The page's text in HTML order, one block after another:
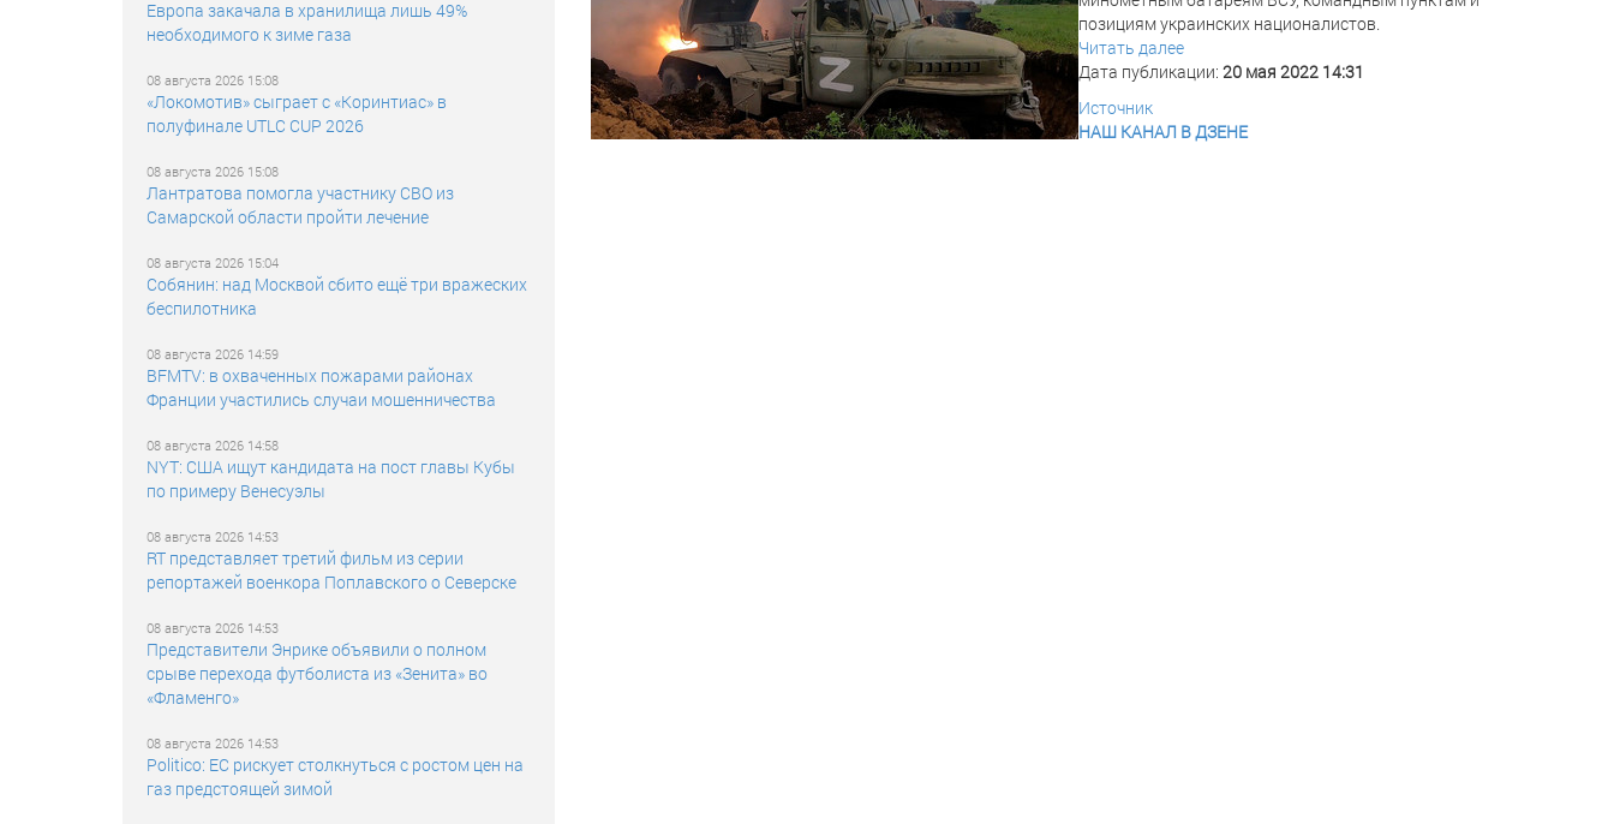
Европа закачала в хранилища лишь 49%
необходимого к зиме газа
08 августа 2026 15:08
«Локомотив» сыграет с «Коринтиас» в
полуфинале UTLC CUP 2026
08 августа 2026 15:08
Лантратова помогла участнику СВО из
Самарской области пройти лечение
08 августа 2026 15:04
Собянин: над Москвой сбито ещё три вражеских
беспилотника
08 августа 2026 14:59
BFMTV: в охваченных пожарами районах
Франции участились случаи мошенничества
08 августа 2026 14:58
NYT: США ищут кандидата на пост главы Кубы
по примеру Венесуэлы
08 августа 2026 14:53
RT представляет третий фильм из серии
репортажей военкора Поплавского о Северске
08 августа 2026 14:53
Представители Энрике объявили о полном
срыве перехода футболиста из «Зенита» во
«Фламенго»
08 августа 2026 14:53
Politico: ЕС рискует столкнуться с ростом цен на
газ предстоящей зимой
позициям украинских националистов.
Читать далее
Дата публикации: 20 мая 2022 14:31
Источник
НАШ КАНАЛ В ДЗЕНЕ